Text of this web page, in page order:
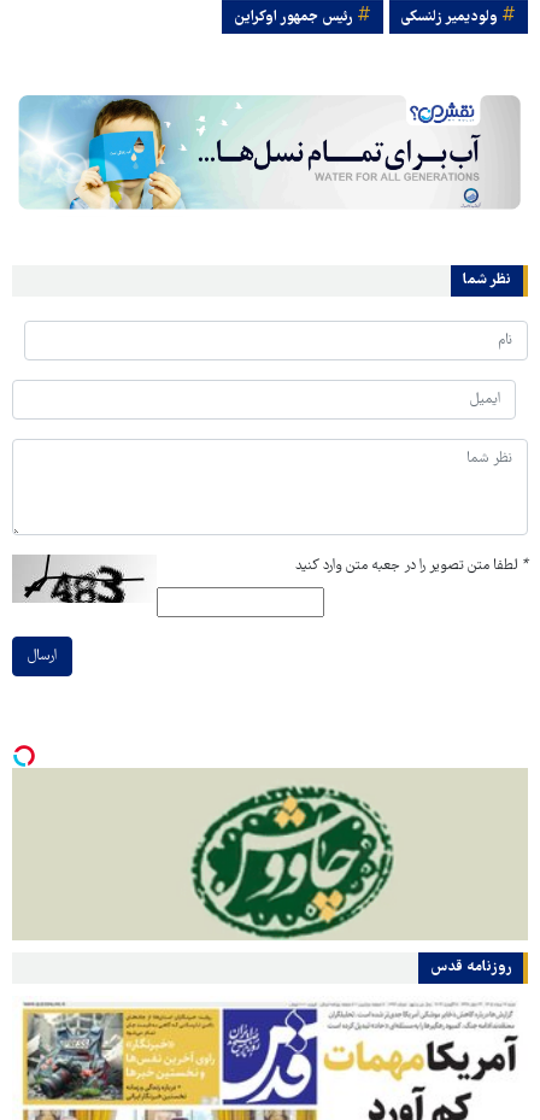
ولودیمیر زلنسکی رئیس جمهور اوکراین
نظر شما
* لطفا متن تصویر را در جعبه متن وارد کنید
ارسال
روزنامه قدس